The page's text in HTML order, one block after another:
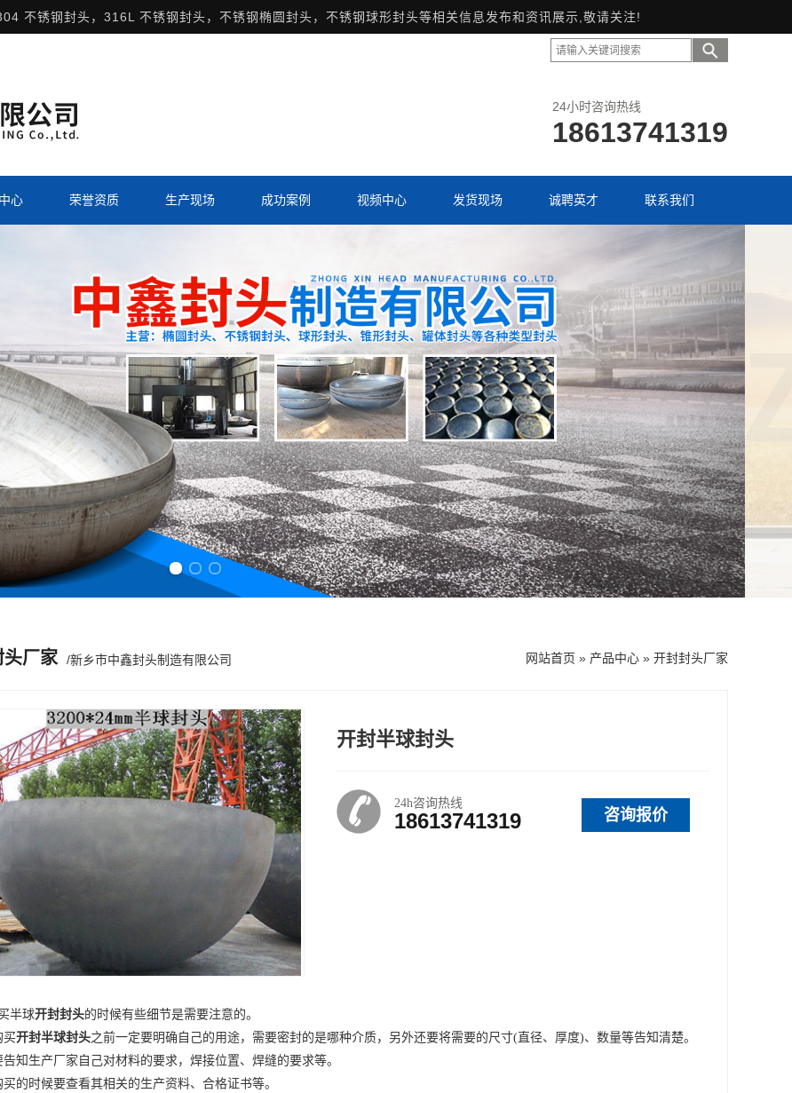
不锈钢封头，316L 不锈钢封头，不锈钢椭圆封头，不锈钢球形封头等相关信息发布和资讯展示,敬请关注!
24小时咨询热线
18613741319
心 荣誉资质 生产现场 成功案例 视频中心 发货现场 诚聘英才 联系我们
头厂家 /新乡市中鑫封头制造有限公司 网站首页 » 产品中心 » 开封封头厂家
开封半球封头
咨询报价
24h咨询热线
18613741319
球开封封头的时候有些细节是需要注意的。
开封半球封头之前一定要明确自己的用途，需要密封的是哪种介质，另外还要将需要的尺寸(直径、厚度)、数量等告知清楚。
生产厂家自己对材料的要求，焊接位置、焊缝的要求等。
时候要查看其相关的生产资料、合格证书等。